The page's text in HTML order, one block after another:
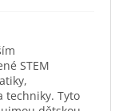
STEM
techniky. Tyto